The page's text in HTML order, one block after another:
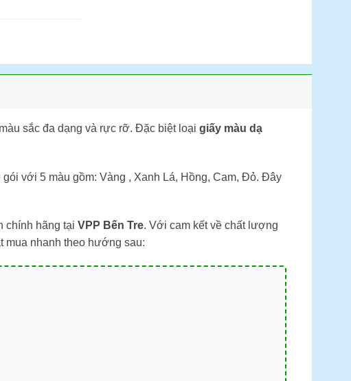
sắc đa dạng và rực rỡ. Đặc biệt loại giấy màu dạ
với 5 màu gồm: Vàng , Xanh Lá, Hồng, Cam, Đỏ. Đây
chính hãng tại VPP Bến Tre. Với cam kết về chất lượng
mua nhanh theo hướng sau: